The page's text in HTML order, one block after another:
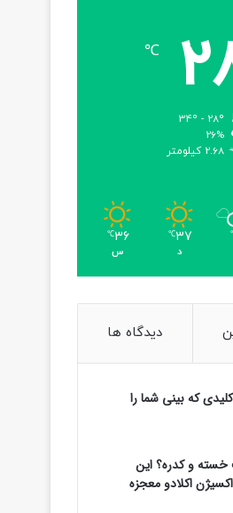
℃
26%
2.68 کیلومتر
37
℃
د
36
℃
س
دیدگاه ها
۷ تفاوت کلیدی که بینی شما را
و کدره؟ این
اکلادو معجزه